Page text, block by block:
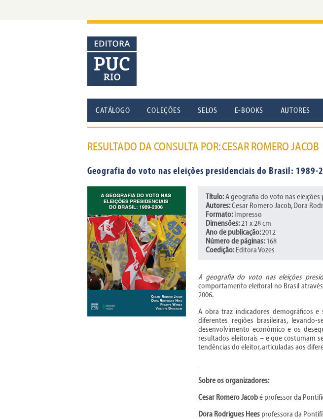
CATÁLOGO COLEÇÕES SELOS E-BOOKS AUTORES
RESULTADO DA CONSULTA POR: CESAR ROMERO JACOB
Geografia do voto nas eleições presidenciais do Brasil: 1989-
Título:A geografia do voto nas eleições
Autores:Cesar Romero Jacob, Dora
Formato:Impresso
Dimensões:21 x 28 cm
Ano de publicação:2012
Número de páginas:168
Coedição:Editora Vozes
A geografia do voto nas eleições
comportamento eleitoral no Brasil
2006.
A obra traz indicadores demográficos
diferentes regiões brasileiras,
desenvolvimento econômico e os
resultados eleitorais – e que costumam
tendências do eleitor, articuladas aos
Sobre os organizadores:
Cesar Romero Jacobé professor da
Dora Rodrigues Hees professora da